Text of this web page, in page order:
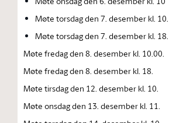
Møte torsdag den 7. desember kl. 10.
Møte torsdag den 7. desember kl. 18.
Møte fredag den 8. desember kl. 10.00.
Møte fredag den 8. desember kl. 18.
Møte tirsdag den 12. desember kl. 10.
Møte onsdag den 13. desember kl. 11.